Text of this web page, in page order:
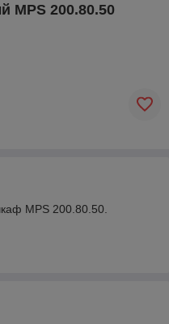
MPS 200.80.50
MPS 200.80.50.